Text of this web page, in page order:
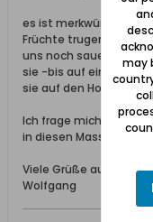
es ist merkwürdig: Sie
Früchte trugen. Die
uns noch sauer an
sie -bis auf einen
sie auf den Holunder
Ich frage mich immer
in diesen Massen nur
Viele Grüße aus dem
Wolfgang
may